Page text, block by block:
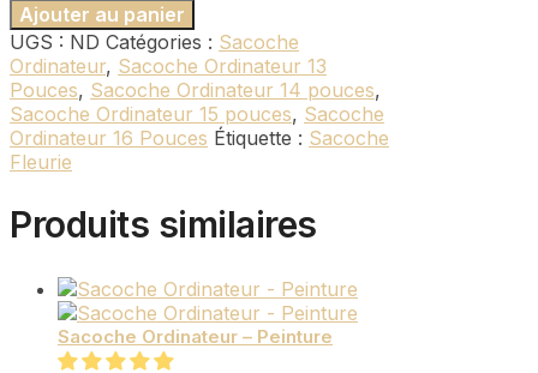
Ajouter au panier
UGS : ND Catégories : Sacoche
Ordinateur, Sacoche Ordinateur 13
Pouces, Sacoche Ordinateur 14 pouces,
Sacoche Ordinateur 15 pouces, Sacoche
Ordinateur 16 Pouces Étiquette : Sacoche
Fleurie
Produits similaires
Sacoche Ordinateur – Peinture